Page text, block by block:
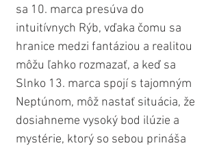
sa 10. marca presúva do
intuitívnych Rýb, vďaka čomu sa
hranice medzi fantáziou a realitou
môžu ľahko rozmazať, a keď sa
Slnko 13. marca spojí s tajomným
Neptúnom, môž nastať situácia, že
dosiahneme vysoký bod ilúzie a
mystérie, ktorý so sebou prináša